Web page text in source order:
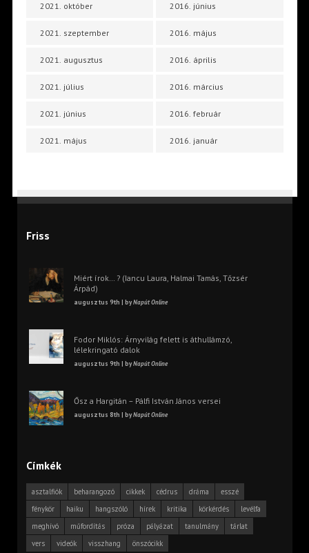
2021. október
2021. szeptember
2021. augusztus
2021. július
2021. június
2021. május
2016. június
2016. május
2016. április
2016. március
2016. február
2016. január
Friss
Miért írok… ? (Iancu Laura, Halmai Tamás, Tőzsér
Árpád)
augusztus 9th | byNapút Online
Fodor Miklós: Árnyvilág felett is áthullámzó,
lélekringató dalok
augusztus 9th | byNapút Online
Ősz a Hargitán – Pálfi István János versei
augusztus 8th | byNapút Online
Címkék
asztalfiók beharangozó cikkek cédrus dráma
esszé
fénykör
haiku hangszóló hírek kritika körkérdés
levélfa
meghívó
műfordítás próza pályázat tanulmány
tárlat
vers
videók visszhang önszócikk